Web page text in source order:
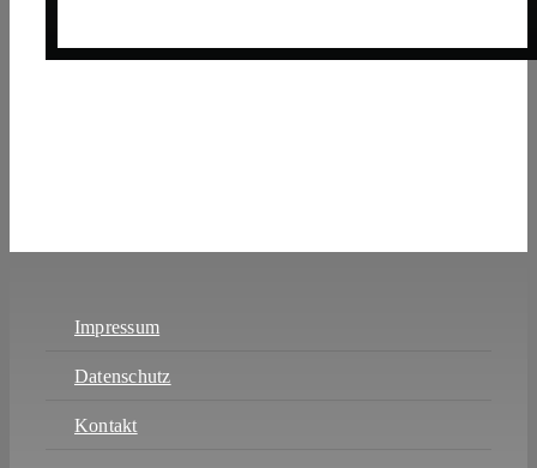
Impressum
Datenschutz
Kontakt